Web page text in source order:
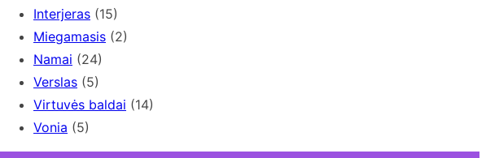
Interjeras (15)
Miegamasis (2)
Namai (24)
Verslas (5)
Virtuvės baldai (14)
Vonia (5)